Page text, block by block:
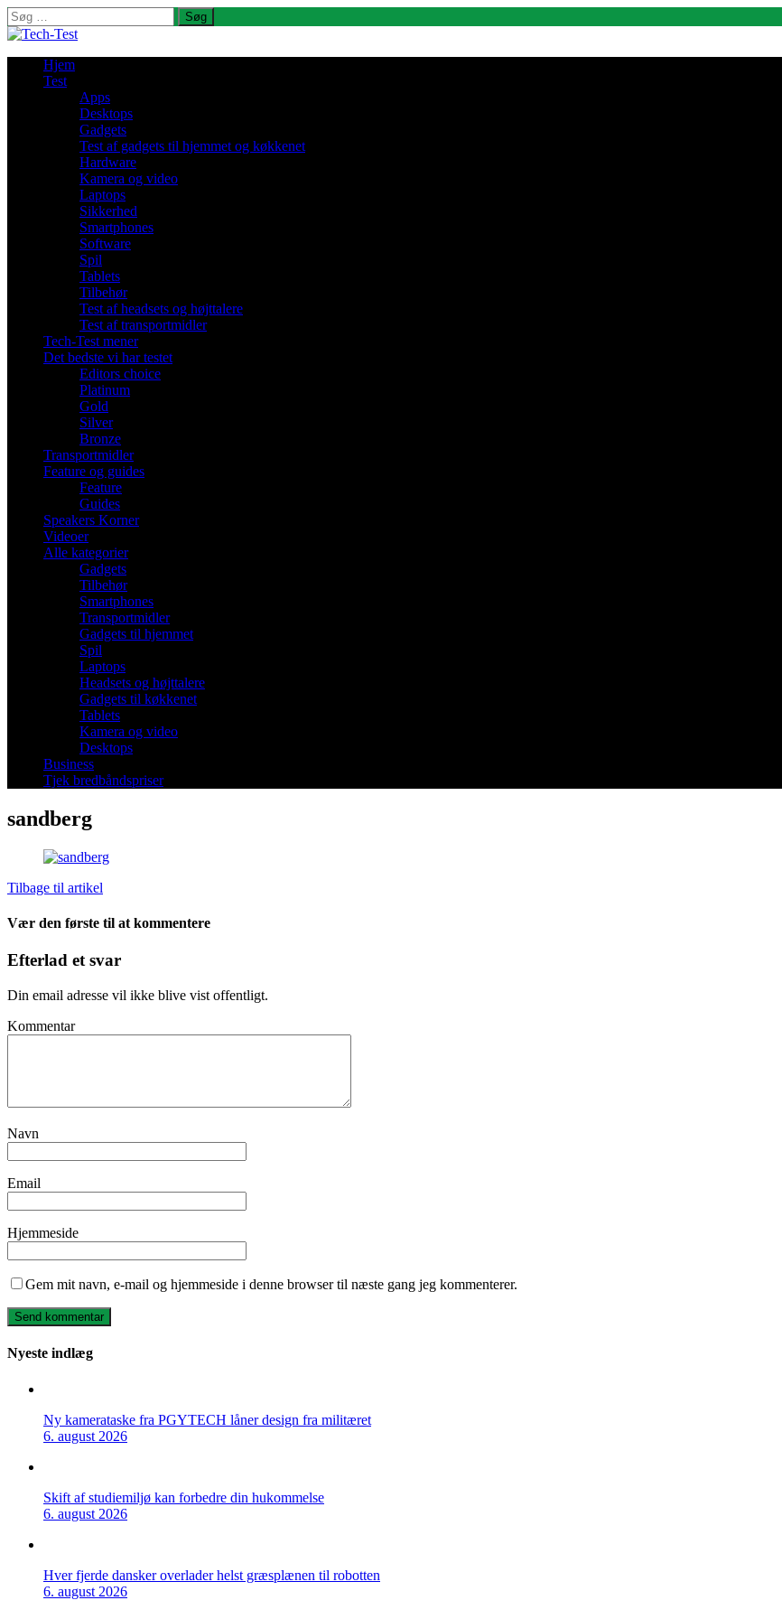
Søg
efter:
Hjem
Test
Apps
Desktops
Gadgets
Test af gadgets til hjemmet og køkkenet
Hardware
Kamera og video
Laptops
Sikkerhed
Smartphones
Software
Spil
Tablets
Tilbehør
Test af headsets og højttalere
Test af transportmidler
Tech-Test mener
Det bedste vi har testet
Editors choice
Platinum
Gold
Silver
Bronze
Transportmidler
Feature og guides
Feature
Guides
Speakers Korner
Videoer
Alle kategorier
Gadgets
Tilbehør
Smartphones
Transportmidler
Gadgets til hjemmet
Spil
Laptops
Headsets og højttalere
Gadgets til køkkenet
Tablets
Kamera og video
Desktops
Business
Tjek bredbåndspriser
sandberg
Tilbage til artikel
Vær den første til at kommentere
Efterlad et svar
Din email adresse vil ikke blive vist offentligt.
Kommentar
Navn
Email
Hjemmeside
Gem mit navn, e-mail og hjemmeside i denne browser til næste gang jeg kommenterer.
Nyeste indlæg
Ny kamerataske fra PGYTECH låner design fra militæret
6. august 2026
Skift af studiemiljø kan forbedre din hukommelse
6. august 2026
Hver fjerde dansker overlader helst græsplænen til robotten
6. august 2026